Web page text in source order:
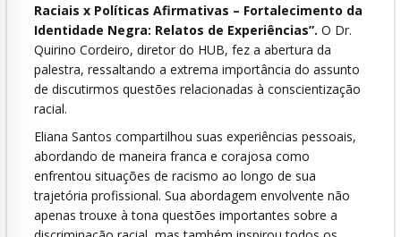
Raciais x Políticas Afirmativas – Fortalecimento da
Identidade Negra: Relatos de Experiências”. O Dr.
Quirino Cordeiro, diretor do HUB, fez a abertura da
palestra, ressaltando a extrema importância do assunto
de discutirmos questões relacionadas à conscientização
racial.
Eliana Santos compartilhou suas experiências pessoais,
abordando de maneira franca e corajosa como
enfrentou situações de racismo ao longo de sua
trajetória profissional. Sua abordagem envolvente não
apenas trouxe à tona questões importantes sobre a